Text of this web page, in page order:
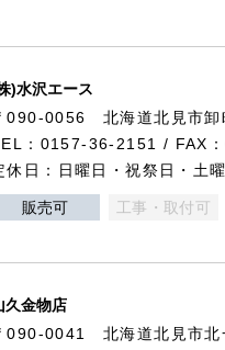
)水沢エース
090-0056 北海道北見市卸
：0157-36-2151 / FAX
休日：日曜日・祝祭日・土
販売可 工事・取付可
久金物店
090-0041 北海道北見市北